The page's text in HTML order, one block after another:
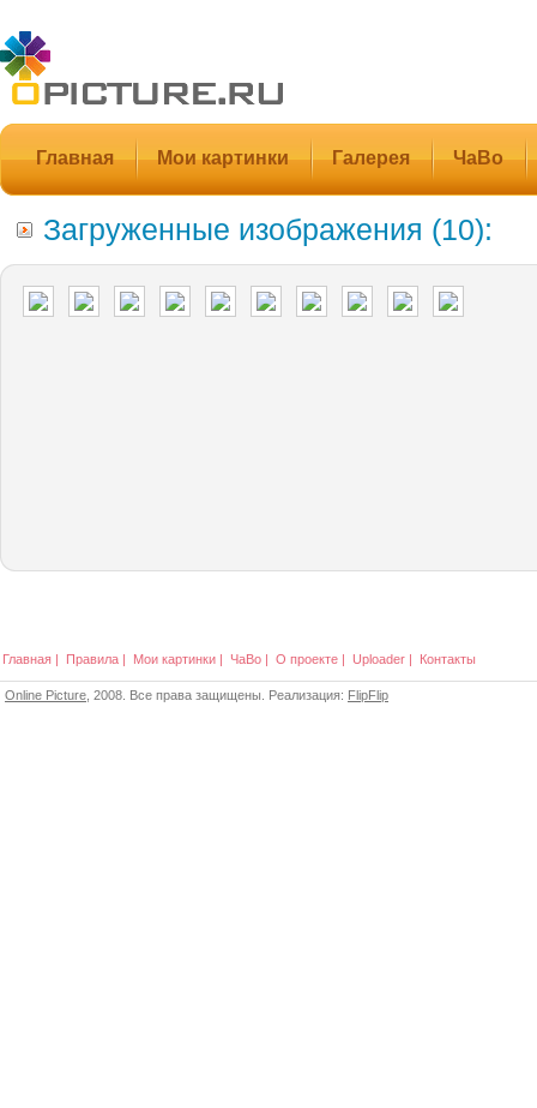
Главная Мои картинки Галерея ЧаВо
Загруженные изображения (10):
Главная | Правила | Мои картинки | ЧаВо | О проекте | Uploader | Контакты
Online Picture , 2008. Все права защищены. Реализация: FlipFlip